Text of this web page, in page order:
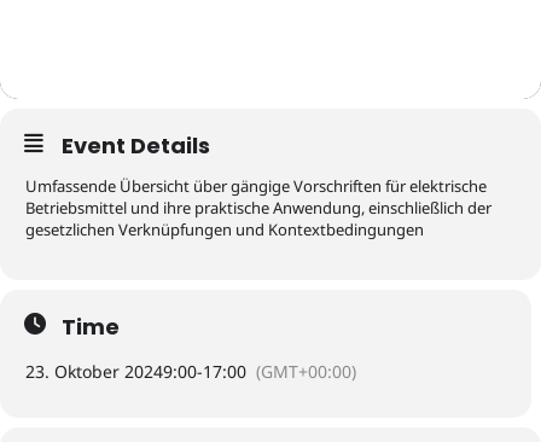
Event Details
Umfassende Übersicht über gängige Vorschriften für elektrische
Betriebsmittel und ihre praktische Anwendung, einschließlich der
gesetzlichen Verknüpfungen und Kontextbedingungen
Time
23. Oktober 20249:00-17:00 (GMT+00:00)